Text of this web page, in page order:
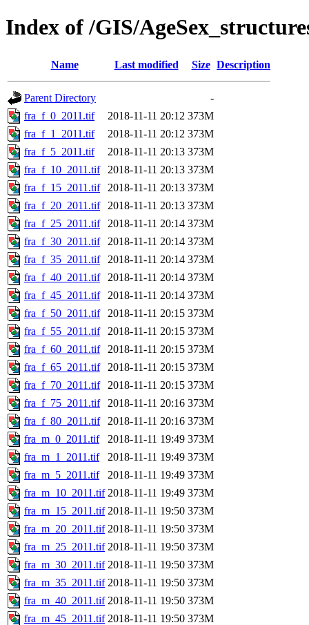
Index of /GIS/
Name Last modified Size Description
Parent Directory
-
fra_f_0_2011.tif
2018-11-11 20:12 373M
fra_f_1_2011.tif
2018-11-11 20:12 373M
fra_f_5_2011.tif
2018-11-11 20:13 373M
fra_f_10_2011.tif
2018-11-11 20:13 373M
fra_f_15_2011.tif
2018-11-11 20:13 373M
fra_f_20_2011.tif
2018-11-11 20:13 373M
fra_f_25_2011.tif
2018-11-11 20:14 373M
fra_f_30_2011.tif
2018-11-11 20:14 373M
fra_f_35_2011.tif
2018-11-11 20:14 373M
fra_f_40_2011.tif
2018-11-11 20:14 373M
fra_f_45_2011.tif
2018-11-11 20:14 373M
fra_f_50_2011.tif
2018-11-11 20:15 373M
fra_f_55_2011.tif
2018-11-11 20:15 373M
fra_f_60_2011.tif
2018-11-11 20:15 373M
fra_f_65_2011.tif
2018-11-11 20:15 373M
fra_f_70_2011.tif
2018-11-11 20:15 373M
fra_f_75_2011.tif
2018-11-11 20:16 373M
fra_f_80_2011.tif
2018-11-11 20:16 373M
fra_m_0_2011.tif
2018-11-11 19:49 373M
fra_m_1_2011.tif
2018-11-11 19:49 373M
fra_m_5_2011.tif
2018-11-11 19:49 373M
fra_m_10_2011.tif 2018-11-11 19:49 373M
fra_m_15_2011.tif 2018-11-11 19:50 373M
fra_m_20_2011.tif 2018-11-11 19:50 373M
fra_m_25_2011.tif 2018-11-11 19:50 373M
fra_m_30_2011.tif 2018-11-11 19:50 373M
fra_m_35_2011.tif 2018-11-11 19:50 373M
fra_m_40_2011.tif 2018-11-11 19:50 373M
fra_m_45_2011.tif 2018-11-11 19:50 373M